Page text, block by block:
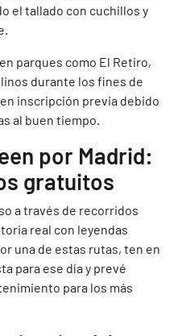
el tallado con cuchillos y
parques como El Retiro,
durante los fines de
inscripción previa debido
al buen tiempo.
por Madrid:
gratuitos
a través de recorridos
real con leyendas
una de estas rutas, ten en
para ese día y prevé
para los más